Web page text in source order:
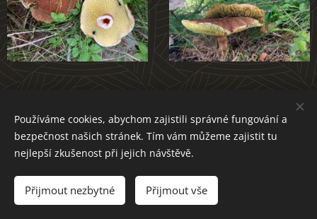
Atlas hub Novoměstska
Cookies
Používáme cookies, abychom zajistili správné fungování a
bezpečnost našich stránek. Tím vám můžeme zajistit tu
nejlepší zkušenost při jejich návštěvě.
Přijmout nezbytné Přijmout vše